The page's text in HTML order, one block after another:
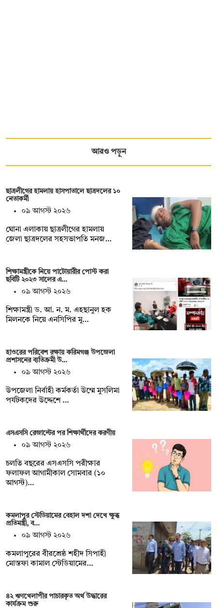
আরও পড়ুন
ছাত্রলীগের হামলায় হাসপাতালে ছাত্রদলের ১০
নেতাকর্মী
০৯ আগস্ট ২০২৬
ঘোনা এলাকায় ছাত্রলীগের হামলায়
জেলা ছাত্রদলের সহসভাপতি মনজ…
শিক্ষামন্ত্রীকে নিয়ে পাটোয়ারীর পোস্ট করা
ছবিটি ২০২৩ সালের এ…
০৯ আগস্ট ২০২৬
শিক্ষামন্ত্রী ড. আ. ন. ম. এহছানুল হক
মিলনকে নিয়ে এনসিপির মু…
হাওরের পরিবেশ রক্ষায় করিমগঞ্জ উপজেলা
প্রশাসনের ব্যতিক্রমী উ…
০৯ আগস্ট ২০২৬
‎উপজেলা নির্বাহী কর্মকর্তা উম্মে মুসলিমা
পর্যটকদের উদ্দেশে …
এসএসসি রেজাল্টের পর শিক্ষার্থীদের করণীয়
০৯ আগস্ট ২০২৬
চলতি বছরের এসএসসি পরীক্ষার
ফলাফল আগামীকাল সোমবার (১০
আগস্ট)…
কমলাপুর স্টেডিয়ামের বেহাল দশা দেখে ক্ষুব্ধ
প্রতিমন্ত্রী, ব…
০৯ আগস্ট ২০২৬
কমলাপুরের বীরশ্রেষ্ঠ শহীদ সিপাহী
মোস্তফা কামাল স্টেডিয়ামের…
৪২ ঋণখেলাপীর পাচারকৃত অর্থ উদ্ধারের
কার্যক্রম শুরু